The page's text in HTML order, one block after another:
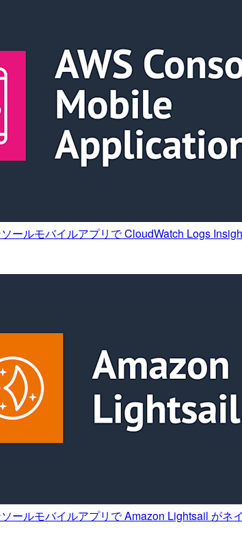
ールモバイルアプリで CloudWatch Logs
ールモバイルアプリで Amazon Lightsail がネ